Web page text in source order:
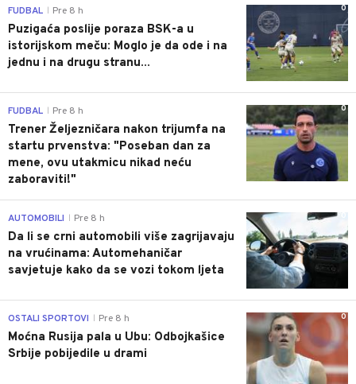
0
FUDBAL Pre 8 h
Puzigaća poslije poraza BSK-a u
istorijskom meču: Moglo je da ode i na
jednu i na drugu stranu...
0
FUDBAL Pre 8 h
Trener Željezničara nakon trijumfa na
startu prvenstva: "Poseban dan za
mene, ovu utakmicu nikad neću
zaboraviti!"
AUTOMOBILI Pre 8 h
Da li se crni automobili više zagrijavaju
na vrućinama: Automehaničar
savjetuje kako da se vozi tokom ljeta
0
OSTALI SPORTOVI Pre 8 h
Moćna Rusija pala u Ubu: Odbojkašice
Srbije pobijedile u drami